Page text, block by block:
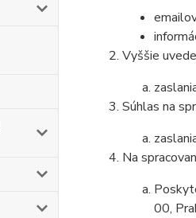
Vyššie
Súhlas na
Na
00,